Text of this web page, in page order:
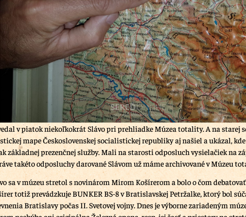
v piatok niekoľkokrát Slávo pri prehliadke Múzea totality. A na starej
mape Československej socialistickej republiky aj našiel a ukázal,
základnej prezenčnej služby. Mali na starosti odposluch vysielačiek na
takéto odposluchy darované Slávom už máme archivované v Múzeu
sa v múzeu stretol s novinárom Mirom Košírerom a bolo o čom
totiž prevádzkuje BUNKER BS-8 v Bratislavskej Petržalke, ktorý bol
Bratislavy počas II. Svetovej vojny. Dnes je výborne zariadeným